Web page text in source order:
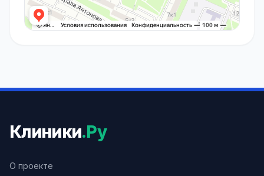
Клиники.Ру
О проекте